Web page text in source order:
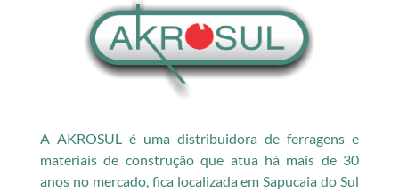
A AKROSUL é uma distribuidora de ferragens e
materiais de construção que atua há mais de 30
anos no mercado, fica localizada em Sapucaia do Sul